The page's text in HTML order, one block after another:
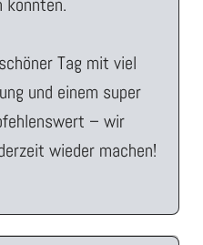
konnten.
Tag mit viel
und einem super
– wir
wieder machen!